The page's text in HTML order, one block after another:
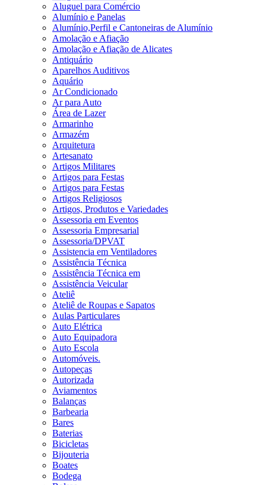
Aluguel para Comércio
Alumínio e Panelas
Alumínio,Perfil e Cantoneiras de Alumínio
Amolação e Afiação
Amolação e Afiação de Alicates
Antiquário
Aparelhos Auditivos
Aquário
Ar Condicionado
Ar para Auto
Área de Lazer
Armarinho
Armazém
Arquitetura
Artesanato
Artigos Militares
Artigos para Festas
Artigos para Festas
Artigos Religiosos
Artigos, Produtos e Variedades
Assessoria em Eventos
Assessoria Empresarial
Assessoria/DPVAT
Assistencia em Ventiladores
Assistência Técnica
Assistência Técnica em
Assistência Veicular
Ateliê
Ateliê de Roupas e Sapatos
Aulas Particulares
Auto Elétrica
Auto Equipadora
Auto Escola
Automóveis.
Autopeças
Autorizada
Aviamentos
Balanças
Barbearia
Bares
Baterias
Bicicletas
Bijouteria
Boates
Bodega